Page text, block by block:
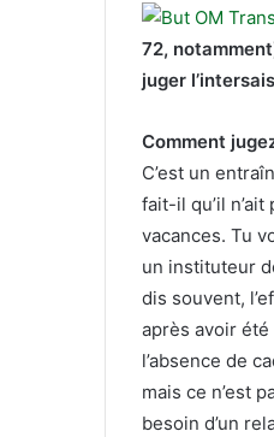
72,
juger
Comment
C’est un
fait-il qu’il
vacances. Tu
un instituteur
dis souvent,
après avoir
l’absence de
mais ce n’est
besoin d’un